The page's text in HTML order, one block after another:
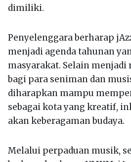
dimiliki.
Penyelenggara berharap
menjadi agenda tahunan
masyarakat. Selain menjadi
bagi para seniman dan
diharapkan mampu
sebagai kota yang kreatif,
akan keberagaman budaya.
Melalui perpaduan musik,